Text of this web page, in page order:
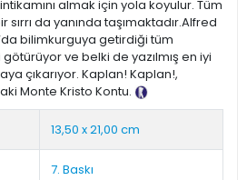
almak için yola koyulur. Tüm
sırrı da yanında taşımaktadır.Alfred
bilimkurguya getirdiği tüm
ve belki de yazılmış en iyi
çıkarıyor. Kaplan! Kaplan!,
Monte Kristo Kontu.
13,50 x 21,00 cm
7. Baskı